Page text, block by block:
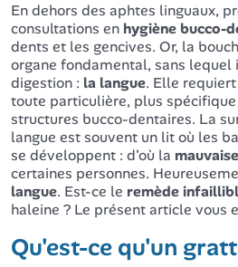
En dehors des aphtes linguaux,
consultations en hygiène bucco-
dents et les gencives. Or, la
organe fondamental, sans lequel
digestion : la langue. Elle
toute particulière, plus
structures bucco-dentaires. La
langue est souvent un lit où les
se développent : d'où la
certaines personnes.
langue. Est-ce le remède
haleine ? Le présent article vous
Qu'est-ce qu'un